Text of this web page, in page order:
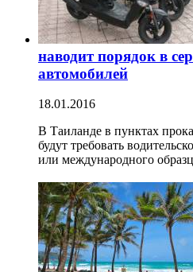
наводит порядок в
автомобилей
18.01.2016
В Таиланде в пунктах
будут требовать
или международного